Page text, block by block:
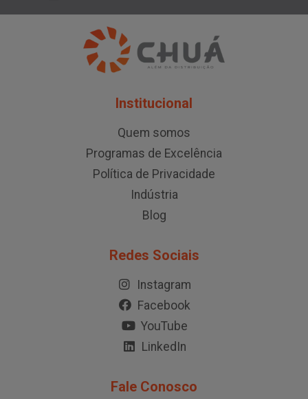
Institucional
Quem somos
Programas de Excelência
Política de Privacidade
Indústria
Blog
Redes Sociais
Instagram
Facebook
YouTube
LinkedIn
Fale Conosco